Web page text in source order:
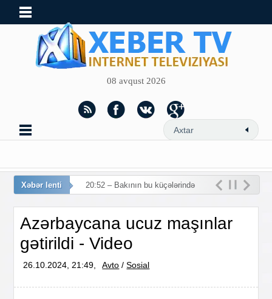
08 avqust 2026
Xəbər lenti 20:52 – Bakının bu küçələrində
Azərbaycana ucuz maşınlar
gətirildi - Video
26.10.2024, 21:49, Avto /Sosial